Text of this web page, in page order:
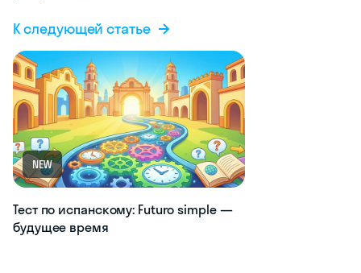
К следующей статье
NEW
Тест по испанскому: Futuro simple —
будущее время